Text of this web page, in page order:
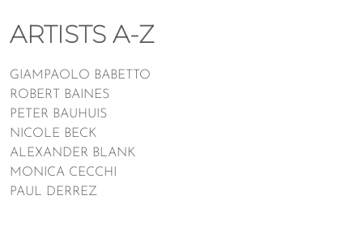
ARTISTS A-Z
GIAMPAOLO BABETTO
ROBERT BAINES
PETER BAUHUIS
NICOLE BECK
ALEXANDER BLANK
MONICA CECCHI
PAUL DERREZ